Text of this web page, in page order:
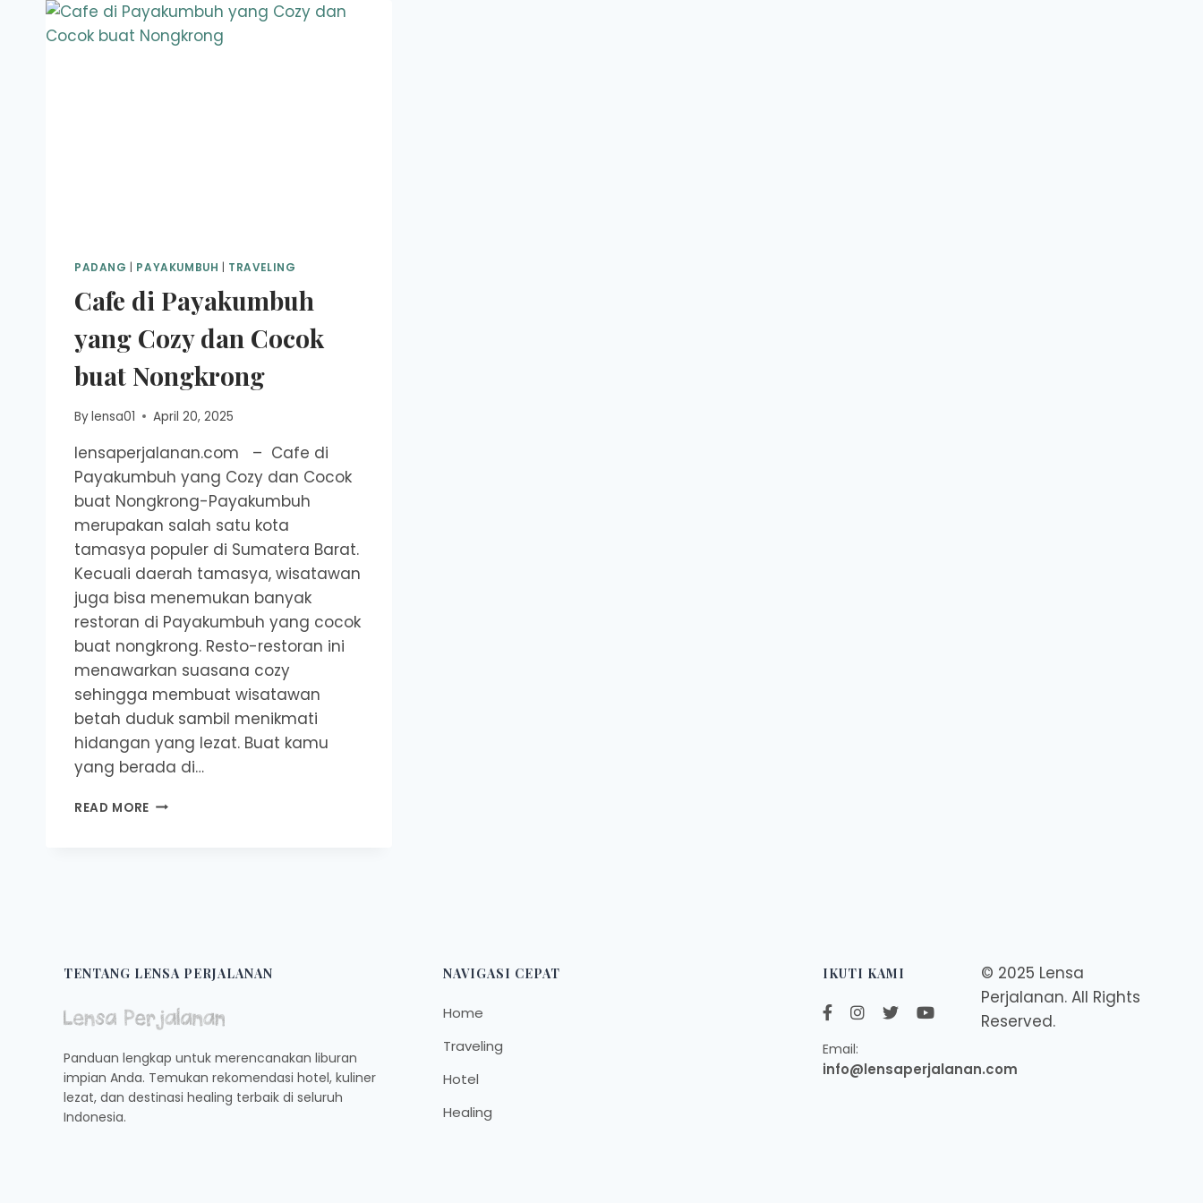
PADANG PAYAKUMBUH TRAVELING
Cafe di Payakumbuh
yang Cozy dan Cocok
buat Nongkrong
Bylensa01 April 20, 2025
lensaperjalanan.com – Cafe di
Payakumbuh yang Cozy dan Cocok
buat Nongkrong-Payakumbuh
merupakan salah satu kota
tamasya populer di Sumatera Barat.
Kecuali daerah tamasya, wisatawan
juga bisa menemukan banyak
restoran di Payakumbuh yang cocok
buat nongkrong. Resto-restoran ini
menawarkan suasana cozy
sehingga membuat wisatawan
betah duduk sambil menikmati
hidangan yang lezat. Buat kamu
yang berada di…
READ MORE CAFE
TENTANG LENSA PERJALANAN
Panduan lengkap untuk merencanakan liburan
impian Anda. Temukan rekomendasi hotel, kuliner
lezat, dan destinasi healing terbaik di seluruh
Indonesia.
NAVIGASI CEPAT
Home
Traveling
Hotel
Healing
IKUTI KAMI
Email:
info@lensaperjalanan.com
© 2025 Lensa
Perjalanan. All Rights
Reserved.